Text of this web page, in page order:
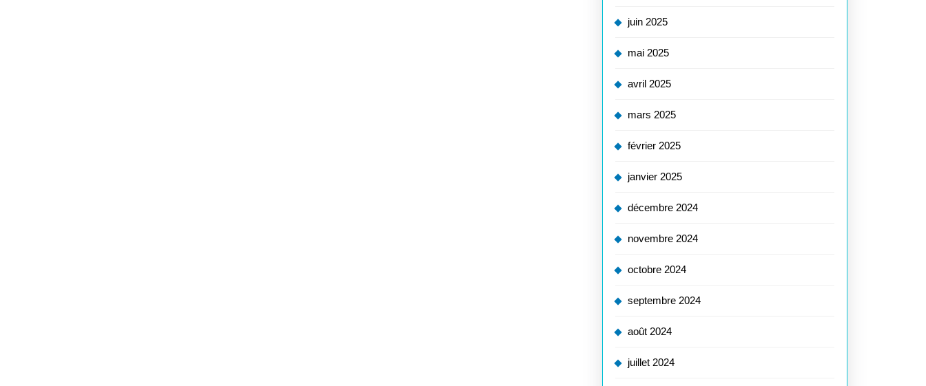
juin 2025
mai 2025
avril 2025
mars 2025
février 2025
janvier 2025
décembre 2024
novembre 2024
octobre 2024
septembre 2024
août 2024
juillet 2024